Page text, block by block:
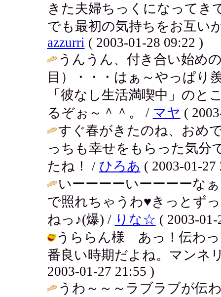
きた夫婦ちっくになってき
でも最初の気持ちをお互い
azzurri ( 2003-01-28 09:22 )
うんうん、付き合い始め
目）・・・はぁ～やっぱり
「彼なし生活満喫中」の
るぞぉ～＾＾。 / マヤ (
すぐ春がきたのね、おめ
っちも幸せをもらった気分
たね！ / ひろあ ( 2003-01-27
いーーーーいーーーーな
で照れちゃうわ♥きっとず
ねっ♪(爆) / りな☆ ( 2003-
うららん様 あっ！伝わっ
番良い時期だよね。マンネ
2003-01-27 21:55 )
うわ～～～ラブラブが